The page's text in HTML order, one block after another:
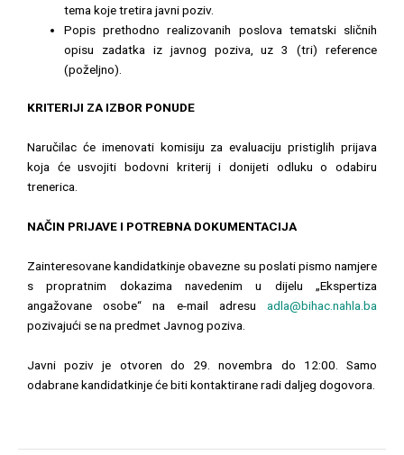
tema koje tretira javni poziv.
Popis prethodno realizovanih poslova tematski sličnih
opisu zadatka iz javnog poziva, uz 3 (tri) reference
(poželjno).
KRITERIJI ZA IZBOR PONUDE
Naručilac će imenovati komisiju za evaluaciju pristiglih prijava
koja će usvojiti bodovni kriterij i donijeti odluku o odabiru
trenerica.
NAČIN PRIJAVE I POTREBNA DOKUMENTACIJA
Zainteresovane kandidatkinje obavezne su poslati pismo namjere
s propratnim dokazima navedenim u dijelu „Ekspertiza
angažovane osobe“ na e-mail adresu adla@bihac.nahla.ba
pozivajući se na predmet Javnog poziva.
Javni poziv je otvoren do 29. novembra do 12:00. Samo
odabrane kandidatkinje će biti kontaktirane radi daljeg dogovora.